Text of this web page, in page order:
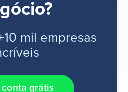
mil empresas
conta grátis